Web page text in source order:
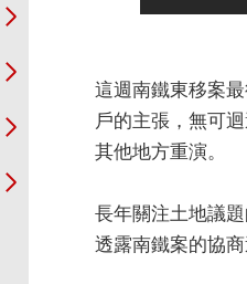
這週南鐵東移案
戶的主張，無可
其他地方重演。
長年關注土地議
透露南鐵案的協